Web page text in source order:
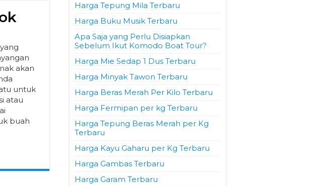
akan
untuk
atau
buah
Harga Tepung Mila Terbaru
Harga Buku Musik Terbaru
Apa Saja yang Perlu Disiapkan
Sebelum Ikut Komodo Boat Tour?
Harga Mie Sedap 1 Dus Terbaru
Harga Minyak Tawon Terbaru
Harga Beras Merah Per Kilo Terbaru
Harga Fermipan per kg Terbaru
Harga Tepung Beras Merah per Kg
Terbaru
Harga Kayu Gaharu per Kg Terbaru
Harga Gambas Terbaru
Harga Garam Terbaru